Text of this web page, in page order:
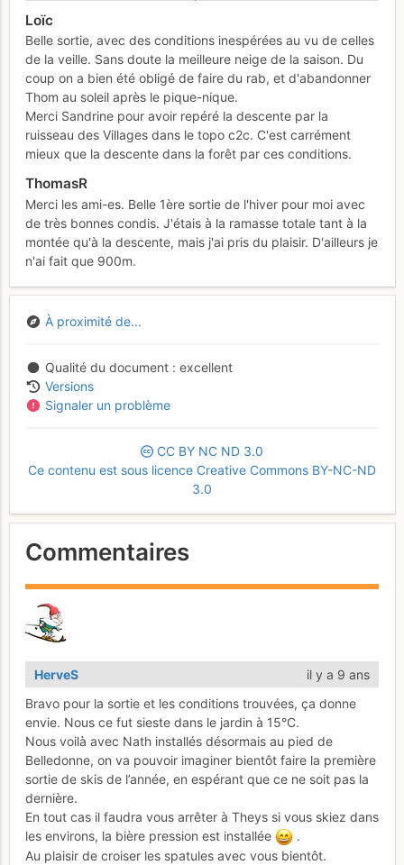
Loïc
Belle sortie, avec des conditions inespérées au vu de celles
de la veille. Sans doute la meilleure neige de la saison. Du
coup on a bien été obligé de faire du rab, et d'abandonner
Thom au soleil après le pique-nique.
Merci Sandrine pour avoir repéré la descente par la
ruisseau des Villages dans le topo c2c. C'est carrément
mieux que la descente dans la forêt par ces conditions.
ThomasR
Merci les ami-es. Belle 1ère sortie de l'hiver pour moi avec
de très bonnes condis. J'étais à la ramasse totale tant à la
montée qu'à la descente, mais j'ai pris du plaisir. D'ailleurs je
n'ai fait que 900m.
À proximité de...
Qualité du document
excellent
Versions
Signaler un problème
CC BY NC ND 3.0
Ce contenu est sous licence Creative Commons BY-NC-ND
3.0
Commentaires
HerveS
il y a 9 ans
Bravo pour la sortie et les conditions trouvées, ça donne
envie. Nous ce fut sieste dans le jardin à 15°C.
Nous voilà avec Nath installés désormais au pied de
Belledonne, on va pouvoir imaginer bientôt faire la première
sortie de skis de l’année, en espérant que ce ne soit pas la
dernière.
En tout cas il faudra vous arrêter à Theys si vous skiez dans
les environs, la bière pression est installée
.
Au plaisir de croiser les spatules avec vous bientôt.